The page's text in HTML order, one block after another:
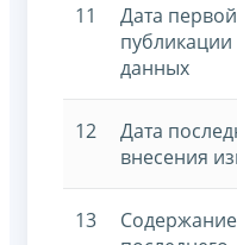
11
Дата первой
данных
12
Дата
внесения
13
Содержание